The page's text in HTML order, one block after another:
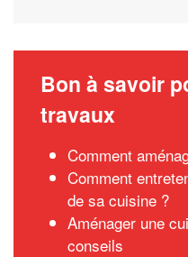
Bon à savoir
travaux
Comment
Comment
de sa cuisine ?
Aménager une
conseils